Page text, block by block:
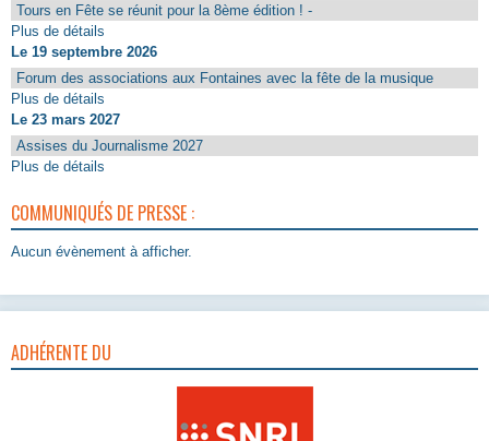
Tours en Fête se réunit pour la 8ème édition ! -
Plus de détails
Le 19 septembre 2026
Forum des associations aux Fontaines avec la fête de la musique
Plus de détails
Le 23 mars 2027
Assises du Journalisme 2027
Plus de détails
COMMUNIQUÉS DE PRESSE :
Aucun évènement à afficher.
ADHÉRENTE DU